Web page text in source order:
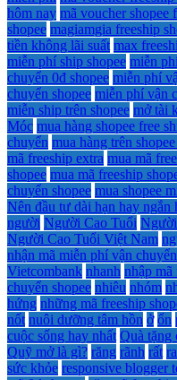
hôm nay mã voucher shopee
shopee magiamgia freeship
tiền không lãi suất max
miễn phí ship shopee miễn
chuyển 0đ shopee miễn phí
chuyển shopee miễn phí vận
miễn ship trên shopee mở tài
Móc mua hàng shopee free
chuyển mua hàng trên
mã freeship extra mua mã
shopee mua mã freeship
chuyển shopee mua shopee
Nên đầu tư dài hạn hay ngắn
người Người Cao Tuổi
Người Cao Tuổi Việt Nam
nhận mã miễn phí vận
Vietcombank nhanh nhập mã
chuyển shopee nhiêu nhóm
hứng những mã freeship
nốt nuôi dưỡng tâm hồn ở ổn
cuộc sống hay nhất Quà tặng
Quỹ mở là gì? răng rãnh rất
sức khỏe responsive blogger